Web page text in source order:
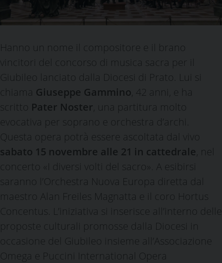
Hanno un nome il compositore e il brano
vincitori del concorso di musica sacra per il
Giubileo lanciato dalla Diocesi di Prato. Lui si
chiama Giuseppe Gammino , 42 anni, e ha
scritto Pater Noster , una partitura molto
evocativa per soprano e orchestra d’archi.
Questa opera potrà essere ascoltata dal vivo
sabato 15 novembre alle 21 in cattedrale , nel
concerto «I diversi volti del sacro». A esibirsi
saranno l’Orchestra Nuova Europa diretta dal
maestro Alan Freiles Magnatta e il coro Hortus
Concentus. L’iniziativa si inserisce all’interno delle
proposte culturali promosse dalla Diocesi in
occasione del Giubileo insieme all’Associazione
Omega e Puccini International Opera